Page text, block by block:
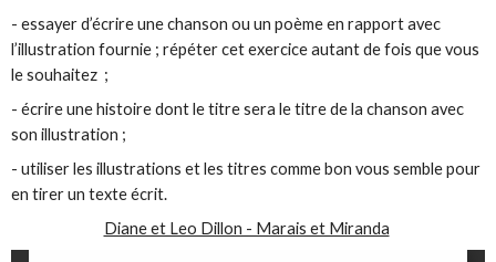
- essayer d’écrire une chanson ou un poème en rapport avec
l’illustration fournie ; répéter cet exercice autant de fois que vous
le souhaitez ;
- écrire une histoire dont le titre sera le titre de la chanson avec
son illustration ;
- utiliser les illustrations et les titres comme bon vous semble pour
en tirer un texte écrit.
Diane et Leo Dillon - Marais et Miranda